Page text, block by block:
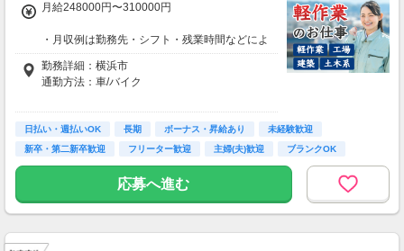
月給248000円〜310000円
・月収例は勤務先・シフト・残業時間などによ
り変動します
・各種手当あり（残業手当、休出手当、深夜勤
務がある場合は深夜手当 など）
■日払い制度（新制度）※規定あり
・最短5分で働いた分の給与を口座受取可能
・スマホからカンタン申請
・1,000円単位で利用可能
■交通費 上限30,000円まで支給 ※会社規定有
り
勤務詳細：横浜市
通勤方法：車/バイク
※構内の（無料）駐車場利用OK
※募集の勤務地は面接地の一例です。
ご希望の地域や条件などを伺いながらあなた
に合ったお仕事をご紹介します！
日払い・週払いOK 長期 ボーナス・昇給あり
未経験歓迎
新卒・第二新卒歓迎
フリーター歓迎 主婦(夫)歓迎
ブランクOK
学歴不問
応募へ進む